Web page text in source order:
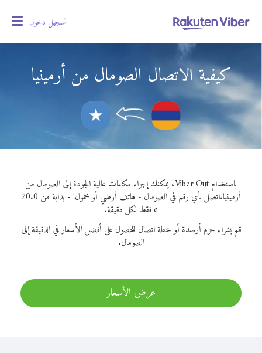
تسجيل دخول
كيفية الاتصال الصومال من أرمينيا
باستخدام Viber Out، يمكنك إجراء مكالمات عالية الجودة إلى الصومال من
أرمينيا.
اتصل بأي رقم في الصومال - هاتف أرضي أو محمول! - بداية من 70.0
¢ فقط لكل دقيقة.
قم بشراء حزم أرصدة أو خطة اتصال للحصول على أفضل الأسعار في الدقيقة إلى
الصومال.
عرض الأسعار